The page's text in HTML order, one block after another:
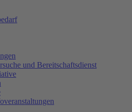
und Bereitschaftsdienst